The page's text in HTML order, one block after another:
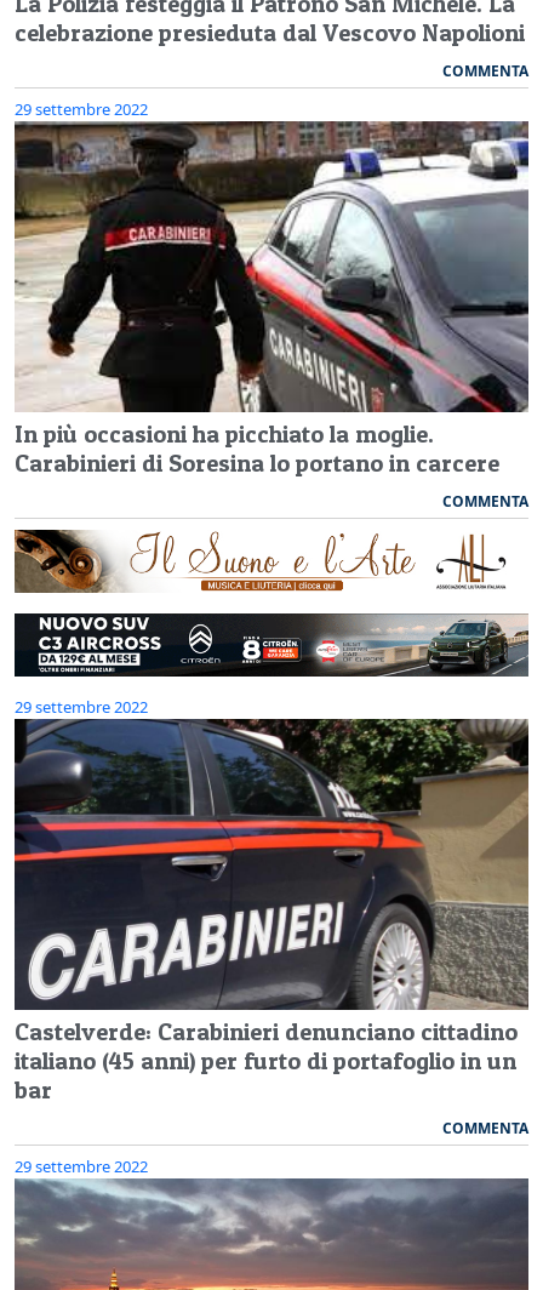
celebrazione presieduta dal Vescovo Napolioni
COMMENTA
29 settembre 2022
In più occasioni ha picchiato la moglie.
Carabinieri di Soresina lo portano in carcere
COMMENTA
29 settembre 2022
Castelverde: Carabinieri denunciano cittadino
italiano (45 anni) per furto di portafoglio in un
bar
COMMENTA
29 settembre 2022